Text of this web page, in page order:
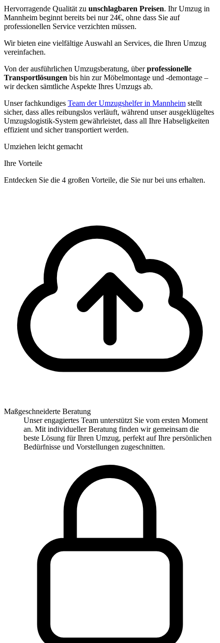
Hervorragende Qualität zu unschlagbaren Preisen. Ihr Umzug in
Mannheim beginnt bereits bei nur 24€, ohne dass Sie auf
professionellen Service verzichten müssen.
Wir bieten eine vielfältige Auswahl an Services, die Ihren Umzug
vereinfachen.
Von der ausführlichen Umzugsberatung, überprofessionelle
Transportlösungen bis hin zur Möbelmontage und -demontage –
wir decken sämtliche Aspekte Ihres Umzugs ab.
Unser fachkundiges Team der Umzugshelfer in Mannheim stellt
sicher, dass alles reibungslos verläuft, während unser ausgeklügeltes
Umzugslogistik-System gewährleistet, dass all Ihre Habseligkeiten
effizient und sicher transportiert werden.
Umziehen leicht gemacht
Ihre Vorteile
Entdecken Sie die 4 großen Vorteile, die Sie nur bei uns erhalten.
Maßgeschneiderte Beratung
Unser engagiertes Team unterstützt Sie vom ersten Moment
an. Mit individueller Beratung finden wir gemeinsam die
beste Lösung für Ihren Umzug, perfekt auf Ihre persönlichen
Bedürfnisse und Vorstellungen zugeschnitten.